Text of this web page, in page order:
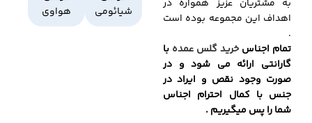
به مشتریان عزیز همواره در
اهداف این مجموعه بوده است
.
تمام اجناسخرید گلس عمده با
گارانتی ارائه می شود و در
صورت وجود نقص و ایراد در
جنس با کمال احترام اجناس
شما را پس میگیریم .
شیائومی
هواوی